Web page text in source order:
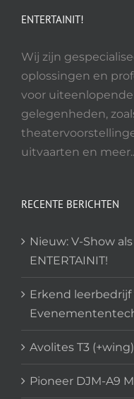
op
de
ENTERTAINIT!
Wij zijn
oplossingen en
voor
gelegenheden,
uitvaarten en meer..
RECENTE BERICHTEN
Nieuw: V-Show
ENTERTAINIT!
Erkend
Avolites T3 (+wing)
Pioneer DJM-A9